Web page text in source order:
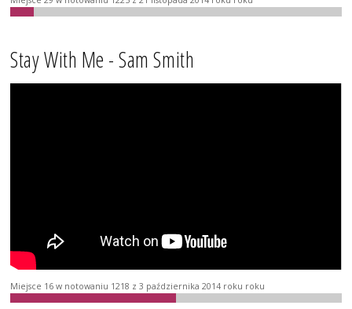
Stay With Me - Sam Smith
Miejsce 16 w notowaniu 1218 z 3 października 2014 roku roku